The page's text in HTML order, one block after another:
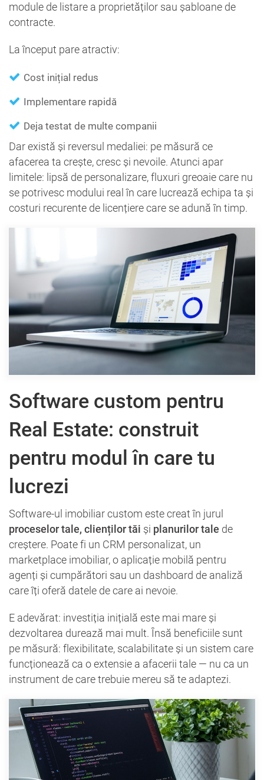
module de listare a proprietăților sau șabloane de
contracte.
La început pare atractiv:
Cost inițial redus
Implementare rapidă
Deja testat de multe companii
Dar există și reversul medaliei: pe măsură ce
afacerea ta crește, cresc și nevoile. Atunci apar
limitele: lipsă de personalizare, fluxuri greoaie care nu
se potrivesc modului real în care lucrează echipa ta și
costuri recurente de licențiere care se adună în timp.
Software custom pentru
Real Estate: construit
pentru modul în care tu
lucrezi
Software-ul imobiliar custom este creat în jurul
proceselor tale, clienților tăi și planurilor tale de
creștere. Poate fi un CRM personalizat, un
marketplace imobiliar, o aplicație mobilă pentru
agenți și cumpărători sau un dashboard de analiză
care îți oferă datele de care ai nevoie.
E adevărat: investiția inițială este mai mare și
dezvoltarea durează mai mult. Însă beneficiile sunt
pe măsură: flexibilitate, scalabilitate și un sistem care
funcționează ca o extensie a afacerii tale — nu ca un
instrument de care trebuie mereu să te adaptezi.